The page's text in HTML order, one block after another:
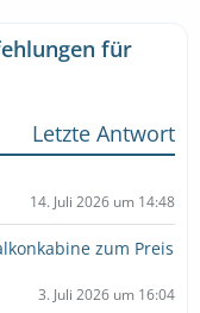
für
Letzte Antwort
14. Juli 2026 um 14:48
zum Preis
3. Juli 2026 um 16:04